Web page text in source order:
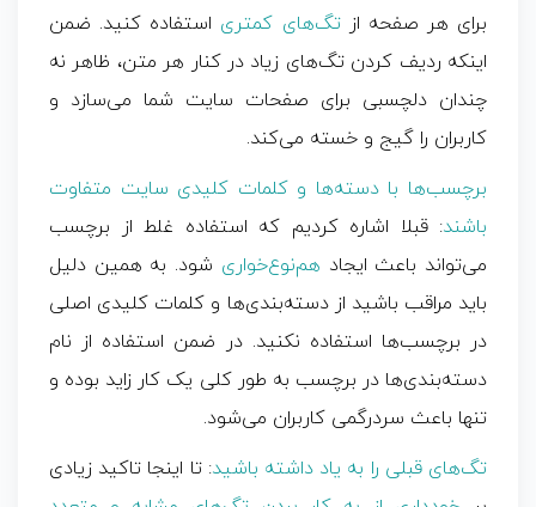
برای هر صفحه ازتگ‌های کمتری استفاده کنید. ضمن
اینکه ردیف‌ کردن تگ‌های زیاد در کنار هر متن، ظاهر نه‌
چندان دلچسبی برای صفحات سایت شما می‌سازد و
کاربران را گیج و خسته می‌کند.
برچسب‌ها با دسته‌ها و کلمات کلیدی سایت متفاوت
باشند: قبلا اشاره کردیم که استفاده غلط از برچسب
می‌تواند باعث ایجاد هم‌نوع‌خواری شود. به ‌همین دلیل
باید مراقب باشید از دسته‌بندی‌ها و کلمات کلیدی اصلی
در برچسب‌ها استفاده نکنید. در ضمن استفاده از نام
دسته‌بندی‌ها در برچسب به‌ طور کلی یک کار زاید بوده و
تنها باعث سردرگمی کاربران می‌شود.
تگ‌های قبلی را به یاد داشته باشید: تا اینجا تاکید زیادی